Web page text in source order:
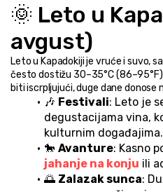
🌞 Leto u
avgust)
Leto u Kapadokiji je vruće i suvo,
često dostižu 30–35°C
biti iscrpljujući, duge dane donose
🎶 Festivali: Leto je
degustacijama vina,
kulturnim događajima.
🐎 Avanture
jahanje na konju ili
🌅 Zalazak sunca: